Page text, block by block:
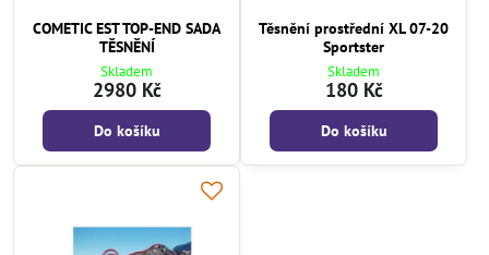
COMETIC EST TOP-END SADA
TĚSNĚNÍ
Skladem
2980 Kč
Do košíku
Těsnění prostřední XL 07-20
Sportster
Skladem
180 Kč
Do košíku